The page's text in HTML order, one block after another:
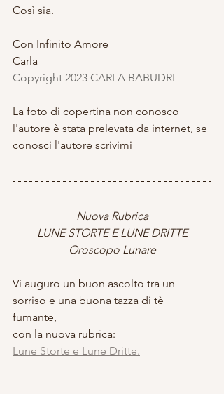
Così sia.
Con Infinito Amore
Carla
Copyright 2023 CARLA BABUDRI
La foto di copertina non conosco
l'autore è stata prelevata da internet, se
conosci l'autore scrivimi
Nuova Rubrica
LUNE STORTE E LUNE DRITTE
Oroscopo Lunare
Vi auguro un buon ascolto tra un
sorriso e una buona tazza di tè
fumante,
con la nuova rubrica:
Lune Storte e Lune Dritte.